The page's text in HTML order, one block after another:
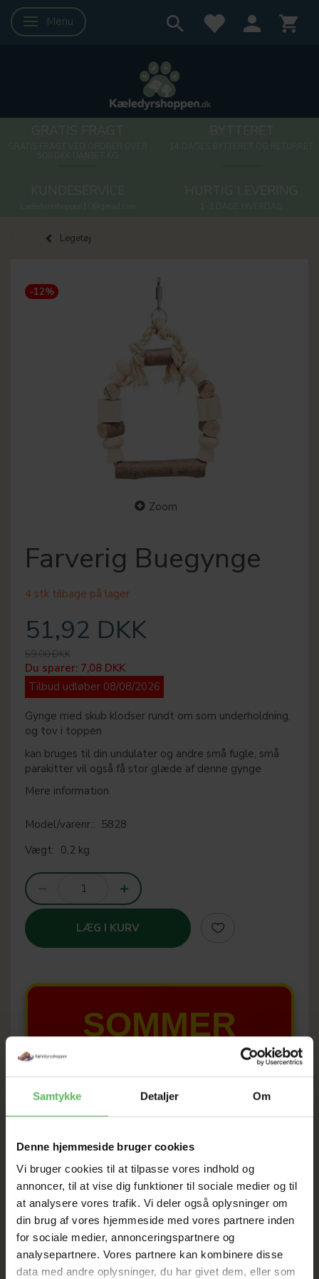
Samtykke Detaljer Om
Denne hjemmeside bruger cookies
Vi bruger cookies til at tilpasse vores indhold og
annoncer, til at vise dig funktioner til sociale medier og til
at analysere vores trafik. Vi deler også oplysninger om
din brug af vores hjemmeside med vores partnere inden
for sociale medier, annonceringspartnere og
analysepartnere. Vores partnere kan kombinere disse
data med andre oplysninger, du har givet dem, eller som
Skifte navigation
Menu
Legetøj
-12%
Zoom
Farverig Buegynge
4 stk tilbage på lager
51,92 DKK
59,00 DKK
Du sparer: 7,08 DKK
Tilbud udløber 08/08/2026
Gynge med skub klodser rundt om som underholdning,
og tov i toppen
kan bruges til din undulater og andre små fugle, små
parakitter vil også få stor glæde af denne gynge
Mere information
Model/varenr.: 5828
Vægt: 0,2 kg
LÆG I KURV
SOMMER
TIL D. 8 AUGUST
HELE WEBSHOPPEN ER
SAT NED
Tilbud GÆLDER IKKE
I FYSISK BUTIKKERE